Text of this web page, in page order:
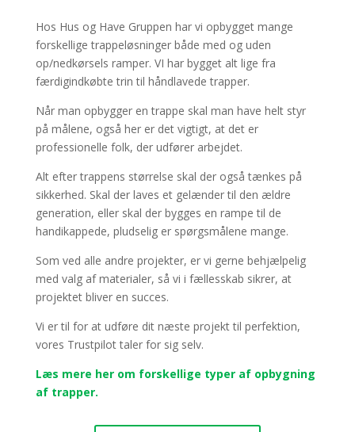
Hos Hus og Have Gruppen har vi opbygget mange
forskellige trappeløsninger både med og uden
op/nedkørsels ramper. VI har bygget alt lige fra
færdigindkøbte trin til håndlavede trapper.
Når man opbygger en trappe skal man have helt styr
på målene, også her er det vigtigt, at det er
professionelle folk, der udfører arbejdet.
Alt efter trappens størrelse skal der også tænkes på
sikkerhed. Skal der laves et gelænder til den ældre
generation, eller skal der bygges en rampe til de
handikappede, pludselig er spørgsmålene mange.
Som ved alle andre projekter, er vi gerne behjælpelig
med valg af materialer, så vi i fællesskab sikrer, at
projektet bliver en succes.
Vi er til for at udføre dit næste projekt til perfektion,
vores Trustpilot taler for sig selv.
Læs mere her om forskellige typer af opbygning
af trapper.